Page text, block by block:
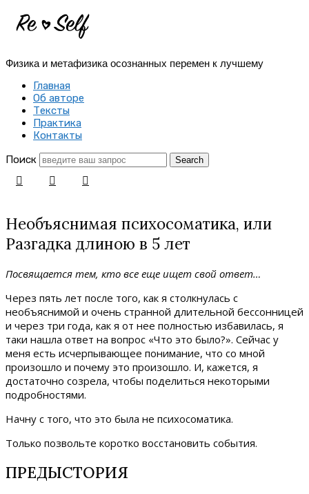
Re-
|
Создай
себя
заново
Физика и метафизика осознанных перемен к лучшему
Главная
Об авторе
Тексты
Практика
Контакты
Поиск
Необъяснимая психосоматика, или
Разгадка длиною в 5 лет
Посвящается тем, кто все еще ищет свой ответ…
Через пять лет после того, как я столкнулась с
необъяснимой и очень странной длительной бессонницей
и через три года, как я от нее полностью избавилась, я
таки нашла ответ на вопрос «Что это было?». Сейчас у
меня есть исчерпывающее понимание, что со мной
произошло и почему это произошло. И, кажется, я
достаточно созрела, чтобы поделиться некоторыми
подробностями.
Начну с того, что это была не психосоматика.
Только позвольте коротко восстановить события.
ПРЕДЫСТОРИЯ